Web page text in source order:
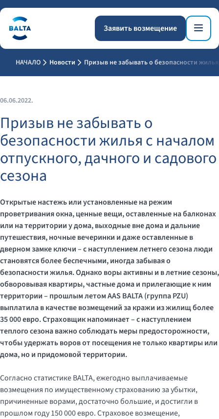
Заявить возмещение
НАЧАЛО Новости Призыв не забывать о безопасности
06.06.2022.
Призыв не забывать о
безопасности жилья с началом
отпускного, дачного и садового
сезона
Открытые настежь или установленные на режим
проветривания окна, ценные вещи, оставленные на балконах
или на территории у дома, выходные вне дома и дальние
путешествия, ночные вечеринки и даже оставленные в
дверном замке ключи – с наступлением летнего сезона люди
становятся более беспечными, иногда забывая о
безопасности жилья. Однако воры активны и в летние сезоны,
обворовывая квартиры, частные дома и прилегающие к ним
территории – прошлым летомAAS BALTA(группаPZU)
выплатила в качестве возмещений за кражи из жилищ более
35 000 евро. Страховщик напоминает – с наступлением
теплого сезона важно соблюдать меры предосторожности,
чтобы удержать воров от посещения не только квартиры или
дома, но и придомовой территории.
Согласно статистике BALTA, ежегодно выплачиваемые
возмещения по имущественному страхованию за убытки,
причиненные ворами, достаточно большие, и достигли в
прошлом году 150 000 евро. Страховое возмещение,